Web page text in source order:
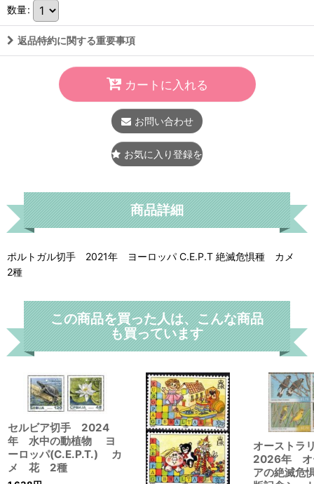
数量:
返品特約に関する重要事項
カートに入れる
お問い合わせ
お気に入り登録をする
商品詳細
ポルトガル切手 2021年 ヨーロッパ C.E.P.T 絶滅危惧種 カメ
2種
この商品を買った人は、こんな商品
も買っています
セルビア切手 2024
年 水中の動植物 ヨ
ーロッパ(C.E.P.T.) カ
メ 花 2種
オースト
2026年 オ
アの絶滅危